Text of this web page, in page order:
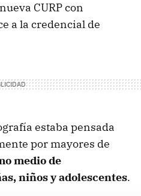
CURP con
a la credencial de
estaba pensada
por mayores de
medio de
niños y adolescentes.